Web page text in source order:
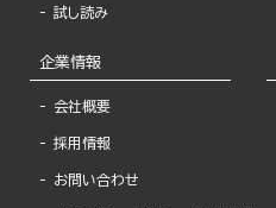
試し読み
企業情報
会社概要
採用情報
お問い合わせ